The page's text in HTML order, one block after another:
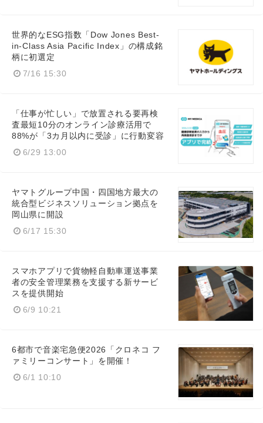
世界的なESG指数「Dow Jones Best-
in-Class Asia Pacific Index」の構成銘
柄に初選定
7/16 15:30
「仕事が忙しい」で放置される要再検
査最短10分のオンライン診療活用で
88%が「3カ月以内に受診」に行動変容
6/29 13:00
ヤマトグループ中国・四国地方最大の
統合型ビジネスソリューション拠点を
岡山県に開設
6/17 15:30
スマホアプリで貨物軽自動車運送事業
者の安全管理業務を支援する新サービ
スを提供開始
6/9 10:21
6都市で音楽宅急便2026「クロネコ フ
ァミリーコンサート」を開催！
6/1 10:10